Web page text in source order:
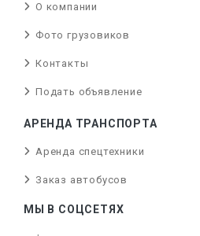
О компании
Фото грузовиков
Контакты
Подать объявление
АРЕНДА ТРАНСПОРТА
Аренда спецтехники
Заказ автобусов
МЫ В СОЦСЕТЯХ